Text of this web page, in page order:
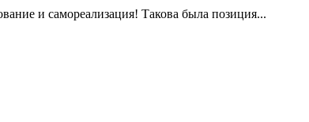
и самореализация! Такова была позиция...